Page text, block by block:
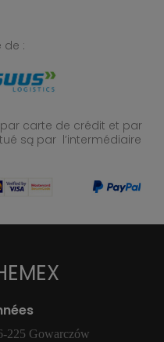
de :
carte de crédit et par
są par l’intermédiaire
225 Gowarczów